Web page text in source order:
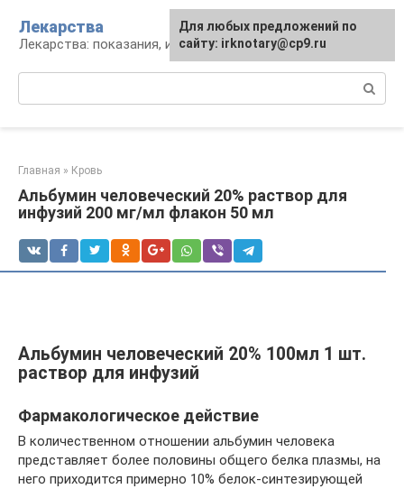
контенту
Лекарства
Лекарства: показания, инструкция, аналоги
Главная » Кровь
Альбумин человеческий 20% раствор для
инфузий 200 мг/мл флакон 50 мл
Альбумин человеческий 20% 100мл 1 шт.
раствор для инфузий
Фармакологическое действие
В количественном отношении альбумин человека
представляет более половины общего белка плазмы, на
него приходится примерно 10% белок-синтезирующей
Для любых предложений по
сайту: irknotary@cp9.ru